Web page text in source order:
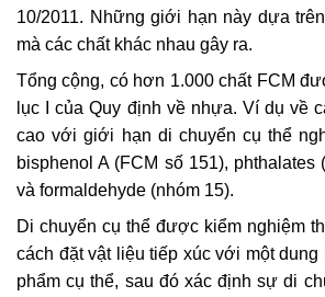
10/2011. Những giới hạn này dựa
mà các chất khác nhau gây ra.
Tổng cộng, có hơn 1.000 chất FCM
lục I của Quy định về nhựa. Ví dụ về
cao với giới hạn di chuyển cụ thể
bisphenol A (FCM số 151), phthalates
và formaldehyde (nhóm 15).
Di chuyển cụ thể được kiểm nghiệm
cách đặt vật liệu tiếp xúc với một
phẩm cụ thể, sau đó xác định sự di